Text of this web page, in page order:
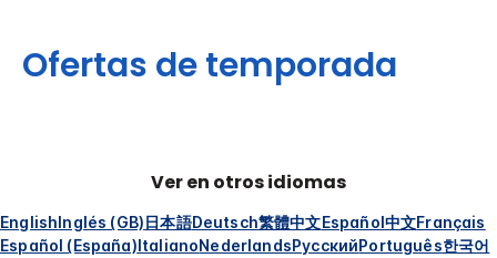
Ofertas de temporada
Ver en otros idiomas
EnglishInglés (GB)日本語Deutsch繁體中文Español中文Français
Español (España)ItalianoNederlandsРусскийPortuguês한국어